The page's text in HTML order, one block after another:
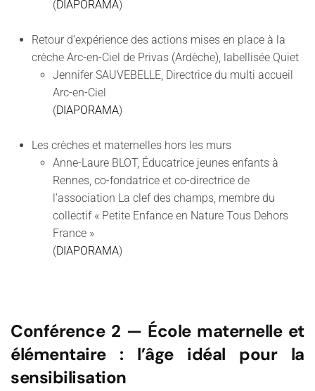
(DIAPORAMA)
Retour d’expérience des actions mises en place à la
crèche Arc-en-Ciel de Privas (Ardèche), labellisée Quiet
Jennifer SAUVEBELLE, Directrice du multi accueil
Arc-en-Ciel
(DIAPORAMA)
Les crèches et maternelles hors les murs
Anne-Laure BLOT, Éducatrice jeunes enfants à
Rennes, co-fondatrice et co-directrice de
l’association La clef des champs, membre du
collectif « Petite Enfance en Nature Tous Dehors
France »
(DIAPORAMA)
Conférence 2 — École maternelle et
élémentaire : l’âge idéal pour la
sensibilisation